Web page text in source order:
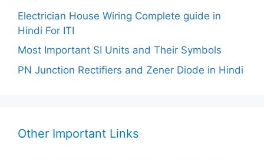
Electrician House Wiring Complete guide in
Hindi For ITI
Most Important SI Units and Their Symbols
PN Junction Rectifiers and Zener Diode in Hindi
Other Important Links